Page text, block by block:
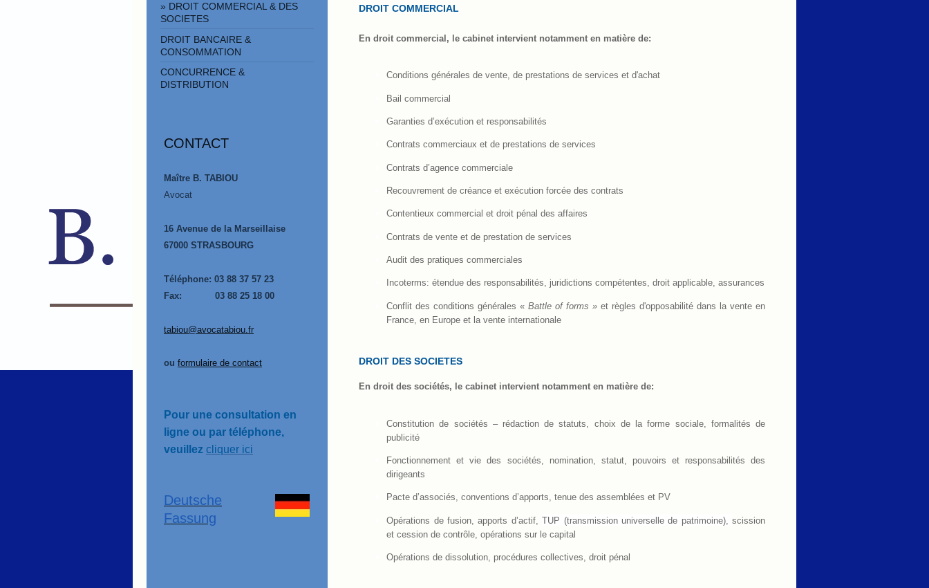
DROIT COMMERCIAL
En droit commercial, le cabinet intervient notamment en matière de:
Conditions générales de vente, de prestations de services et d'achat
Bail commercial
Garanties d’exécution et responsabilités
Contrats commerciaux et de prestations de services
Contrats d’agence commerciale
Recouvrement de créance et exécution forcée des contrats
Contentieux commercial et droit pénal des affaires
Contrats de vente et de prestation de services
Audit des pratiques commerciales
Incoterms: étendue des responsabilités, juridictions compétentes, droit applicable, assurances
Conflit des conditions générales «Battle of forms » et règles d'opposabilité dans la vente en
France, en Europe et la vente internationale
DROIT DES SOCIETES
En droit des sociétés, le cabinet intervient notamment en matière de:
Constitution de sociétés – rédaction de statuts, choix de la forme sociale, formalités de
publicité
Fonctionnement et vie des sociétés, nomination, statut, pouvoirs et responsabilités des
dirigeants
Pacte d’associés, conventions d’apports, tenue des assemblées et PV
Opérations de fusion, apports d’actif, TUP (transmission universelle de patrimoine),scission
et cession de contrôle, opérations sur le capital
Opérations de dissolution, procédures collectives, droit pénal
DROIT COMMERCIAL & DES
SOCIETES
DROIT BANCAIRE &
CONSOMMATION
CONCURRENCE &
DISTRIBUTION
CONTACT
Maître B. TABIOU
Avocat
16 Avenue de la Marseillaise
67000 STRASBOURG
Téléphone: 03 88 37 57 23
Fax: 03 88 25 18 00
tabiou@avocatabiou.fr
ou formulaire de contact
Pour une consultation en
ligne ou par téléphone,
veuillez cliquer ici
Deutsche
Fassung